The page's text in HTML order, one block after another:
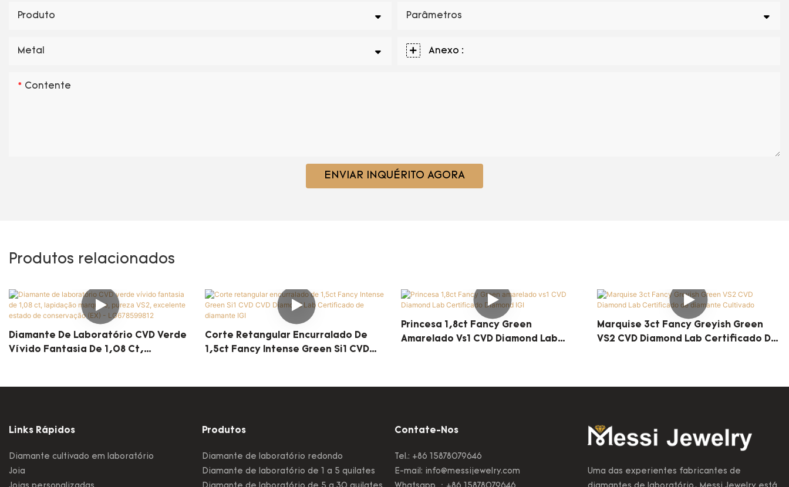
Produto Parâmetros
Metal Anexo :
Contente
ENVIAR INQUÉRITO AGORA
Produtos relacionados
Diamante De Laboratório CVD Verde
Vívido Fantasia De 1,08 Ct,
Corte Retangular Encurralado De
1,5ct Fancy Intense Green Si1 CVD
Princesa 1,8ct Fancy Green
Amarelado Vs1 CVD Diamond Lab
Marquise 3ct Fancy Greyish Green
VS2 CVD Diamond Lab Certificado De
Links Rápidos
Diamante cultivado em laboratório
Joia
Produtos
Diamante de laboratório redondo
Diamante de laboratório de 1 a 5 quilates
Contate-Nos
Tel.: +86 15878079646
E-mail: info@messijewelry.com
Uma das experientes fabricantes de